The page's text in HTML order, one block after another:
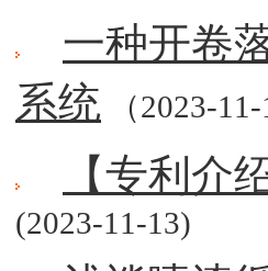
一种开卷
系统 （2023-
【专利介
(2023-11-13)